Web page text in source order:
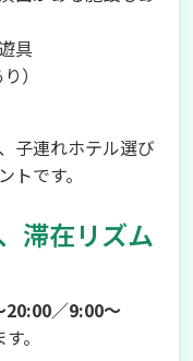
具
）
子連れホテル選び
です。
滞在リズム
20:00／9:00～
。